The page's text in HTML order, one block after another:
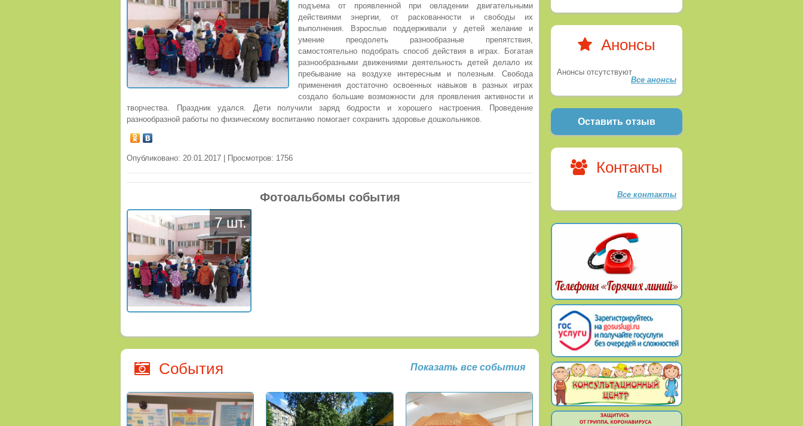
подъема от проявленной при овладении двигательными
действиями энергии, от раскованности и свободы их
выполнения. Взрослые поддерживали у детей желание и
умение преодолеть разнообразные препятствия,
самостоятельно подобрать способ действия в играх. Богатая
разнообразными движениями деятельность детей делало их
пребывание на воздухе интересным и полезным. Свобода
применения достаточно освоенных навыков в разных играх
создало большие возможности для проявления активности и
творчества. Праздник удался. Дети получили заряд бодрости и хорошего настроения. Проведение
разнообразной работы по физическому воспитанию помогает сохранить здоровье дошкольников.
Опубликовано: 20.01.2017 | Просмотров: 1756
Фотоальбомы события
7 шт.
События Показать все события
Анонсы
Анонсы отсутствуют
Все анонсы
Оставить отзыв
Контакты
Все контакты